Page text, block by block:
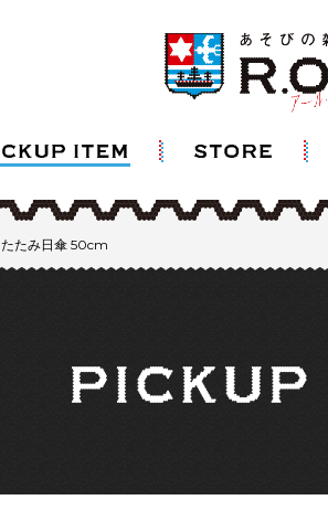
たみ日傘 50cm